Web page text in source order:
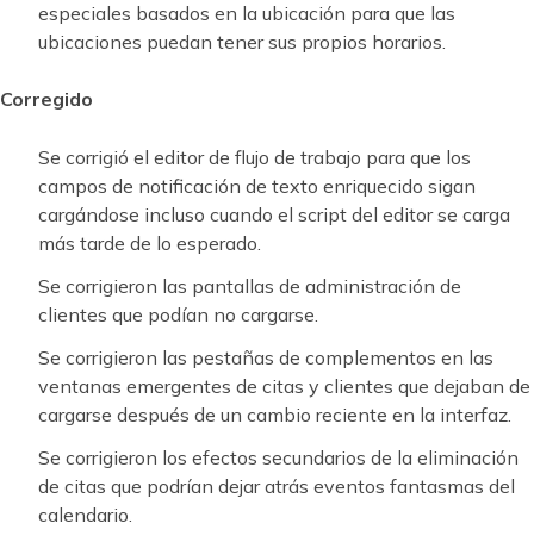
especiales basados ​​en la ubicación para que las
ubicaciones puedan tener sus propios horarios.
Corregido
Se corrigió el editor de flujo de trabajo para que los
campos de notificación de texto enriquecido sigan
cargándose incluso cuando el script del editor se carga
más tarde de lo esperado.
Se corrigieron las pantallas de administración de
clientes que podían no cargarse.
Se corrigieron las pestañas de complementos en las
ventanas emergentes de citas y clientes que dejaban de
cargarse después de un cambio reciente en la interfaz.
Se corrigieron los efectos secundarios de la eliminación
de citas que podrían dejar atrás eventos fantasmas del
calendario.